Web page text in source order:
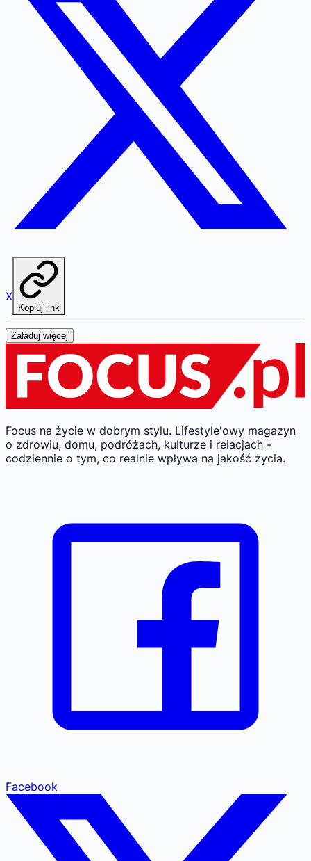
X
Kopiuj link
Załaduj więcej
Focus na życie w dobrym stylu. Lifestyle'owy magazyn
o zdrowiu, domu, podróżach, kulturze i relacjach -
codziennie o tym, co realnie wpływa na jakość życia.
Facebook